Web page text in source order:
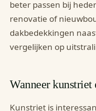
beter passen bij
renovatie of
dakbedekkingen
vergelijken op
Wanneer kunstriet
Kunstriet is